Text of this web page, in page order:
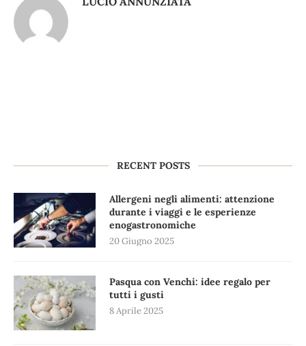
RECENT POSTS
Allergeni negli alimenti: attenzione
durante i viaggi e le esperienze
enogastronomiche
20 Giugno 2025
Pasqua con Venchi: idee regalo per
tutti i gusti
8 Aprile 2025